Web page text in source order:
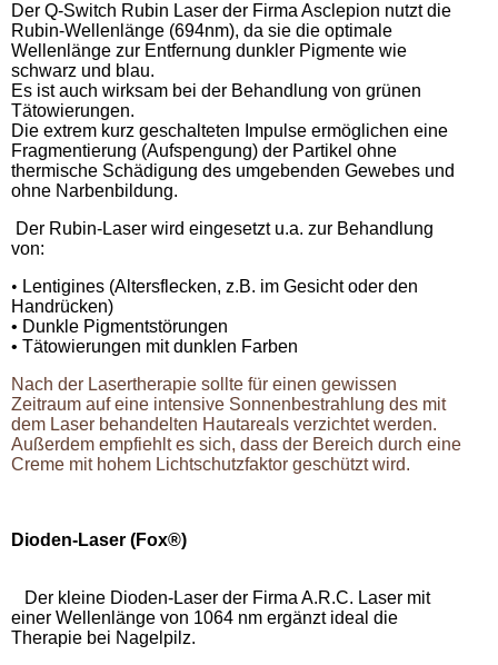
Der Q-Switch Rubin Laser der Firma Asclepion nutzt die
Rubin-Wellenlänge (694nm), da sie die optimale
Wellenlänge zur Entfernung dunkler Pigmente wie
schwarz und blau.
Es ist auch wirksam bei der Behandlung von grünen
Tätowierungen.
Die extrem kurz geschalteten Impulse ermöglichen eine
Fragmentierung (Aufspengung) der Partikel ohne
thermische Schädigung des umgebenden Gewebes und
ohne Narbenbildung.
Der Rubin-Laser wird eingesetzt u.a. zur Behandlung
von:
• Lentigines (Altersflecken, z.B. im Gesicht oder den
Handrücken)
• Dunkle Pigmentstörungen
• Tätowierungen mit dunklen Farben
Nach der Lasertherapie sollte für einen gewissen
Zeitraum auf eine intensive Sonnenbestrahlung des mit
dem Laser behandelten Hautareals verzichtet werden.
Außerdem empfiehlt es sich, dass der Bereich durch eine
Creme mit hohem Lichtschutzfaktor geschützt wird.
Dioden-Laser (Fox®)
Der kleine Dioden-Laser der Firma A.R.C. Laser mit
einer Wellenlänge von 1064 nm ergänzt ideal die
Therapie bei Nagelpilz.